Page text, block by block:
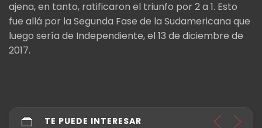
ajena, en tanto, ratificaron el triunfo por 2 a 1. Esto
fue allá por la Segunda Fase de la Sudamericana que
luego sería de Independiente, el 13 de diciembre de
2017.
TE PUEDE INTERESAR